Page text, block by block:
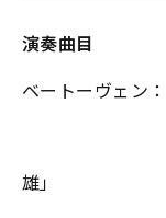
演奏曲目
ベートーヴェン
ピアノ協
交響曲 第
雄」